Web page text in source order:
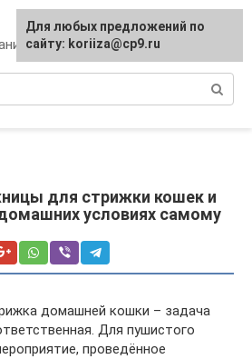
и уход
для стрижки кошек и
условиях самому
домашней кошки – задача
Для пушистого
проведённое
Для любых предложений по
сайту: koriiza@cp9.ru